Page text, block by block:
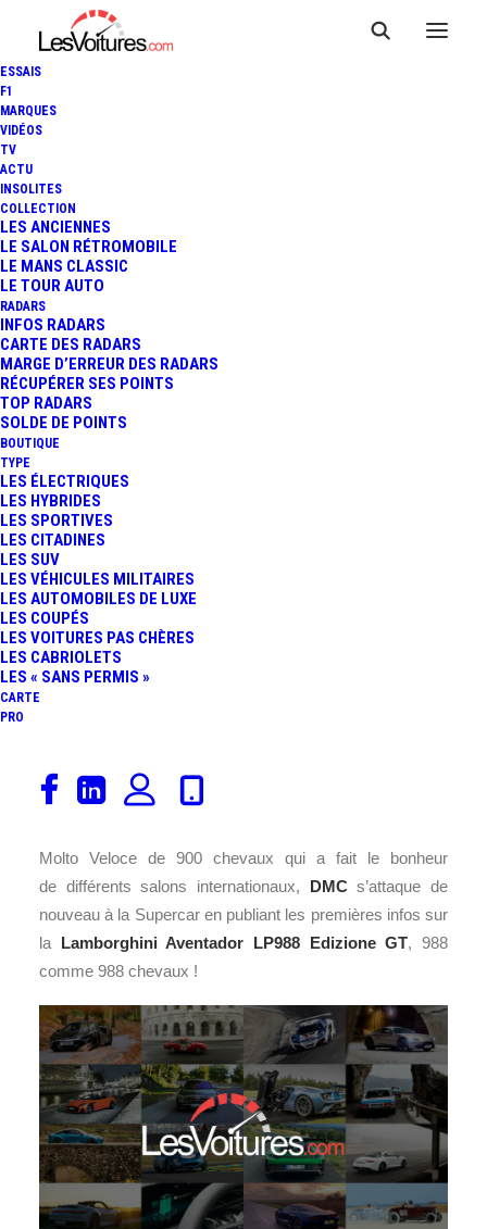
ESSAIS
F1
MARQUES
VIDÉOS
TV
ACTU
INSOLITES
COLLECTION
LES ANCIENNES
LE SALON RÉTROMOBILE
LE MANS CLASSIC
LE TOUR AUTO
RADARS
INFOS RADARS
CARTE DES RADARS
MARGE D’ERREUR DES RADARS
RÉCUPÉRER SES POINTS
TOP RADARS
SOLDE DE POINTS
BOUTIQUE
TYPE
LES ÉLECTRIQUES
LES HYBRIDES
LES SPORTIVES
LES CITADINES
LES SUV
LES VÉHICULES MILITAIRES
LES AUTOMOBILES DE LUXE
LES COUPÉS
LES VOITURES PAS CHÈRES
LES CABRIOLETS
LES « SANS PERMIS »
CARTE
PRO
988 CHEVAUX POUR LA
VERSION LP988 EDIZIONE GT
1 Minutes
Le préparateur allemand du très « Haut de gamme » en a
fait son habitude, proposer des versions ultimes des
Molto Veloce de 900 chevaux qui a fait le bonheur
de différents salons internationaux, DMCs’attaque de
nouveau à la Supercar en publiant les premières infos sur
la Lamborghini Aventador LP988 Edizione GT, 988
comme 988 chevaux !